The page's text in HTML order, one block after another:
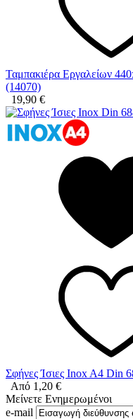
Ταμπακιέρα Εργαλείων
(14070)
19,90 €
Σφήνες Ίσιες Inox A4 Din
Από 1,20 €
Μείνετε Ενημερωμένοι
e-mail